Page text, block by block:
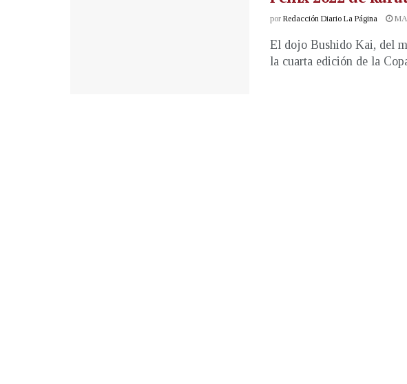
por Redacción Diario La Página
El dojo Bushido Kai, del
la cuarta edición de la